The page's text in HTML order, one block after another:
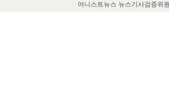
어니스트뉴스 뉴스기사검증위